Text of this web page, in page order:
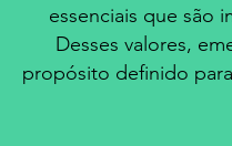
essenciais que são
Desses valores,
propósito definido